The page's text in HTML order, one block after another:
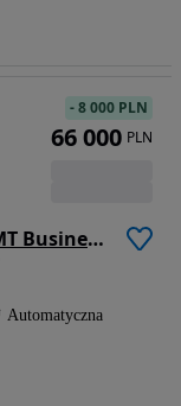
Volkswagen Touareg 3.0 V6 TDI BMT Business Line
Automatyczna
-8 000 PLN
66 000 PLN